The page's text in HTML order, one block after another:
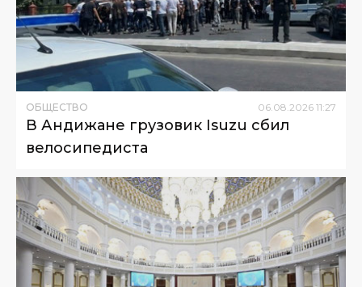
ОБЩЕСТВО 06 08 2026 11:27
В Андижане грузовик Isuzu сбил
велосипедиста